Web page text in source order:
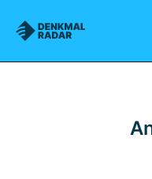
Denkmalradar